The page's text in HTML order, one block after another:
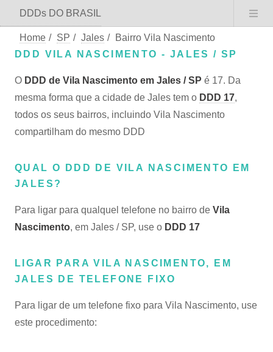
DDDs DO BRASIL
Home / SP / Jales /
Bairro Vila Nascimento
DDD VILA NASCIMENTO - JALES / SP
O DDD de Vila Nascimento em Jales / SP é 17. Da
mesma forma que a cidade de Jales tem o DDD 17,
todos os seus bairros, incluindo Vila Nascimento
compartilham do mesmo DDD
QUAL O DDD DE VILA NASCIMENTO EM
JALES?
Para ligar para qualquel telefone no bairro de Vila
Nascimento, em Jales / SP, use o DDD 17
LIGAR PARA VILA NASCIMENTO, EM
JALES DE TELEFONE FIXO
Para ligar de um telefone fixo para Vila Nascimento, use
este procedimento: